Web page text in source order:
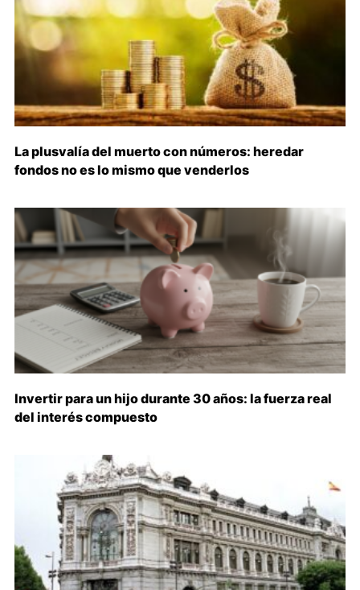
La plusvalía del muerto con números: heredar
fondos no es lo mismo que venderlos
Invertir para un hijo durante 30 años: la fuerza real
del interés compuesto